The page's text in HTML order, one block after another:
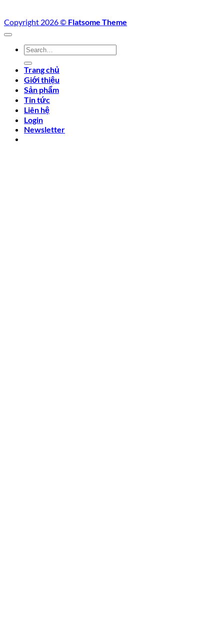
Copyright 2026 © Flatsome Theme
Search
for:
Trang chủ
Giới thiệu
Sản phẩm
Tin tức
Liên hệ
Login
Newsletter